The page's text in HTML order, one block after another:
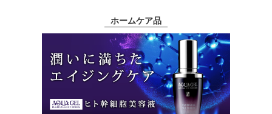
ホームケア品